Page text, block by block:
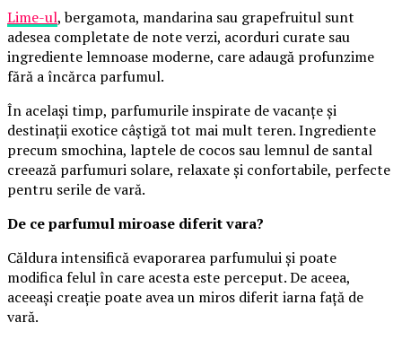
Lime-ul, bergamota, mandarina sau grapefruitul sunt
adesea completate de note verzi, acorduri curate sau
ingrediente lemnoase moderne, care adaugă profunzime
fără a încărca parfumul.
În același timp, parfumurile inspirate de vacanțe și
destinații exotice câștigă tot mai mult teren. Ingrediente
precum smochina, laptele de cocos sau lemnul de santal
creează parfumuri solare, relaxate și confortabile, perfecte
pentru serile de vară.
De ce parfumul miroase diferit vara?
Căldura intensifică evaporarea parfumului și poate
modifica felul în care acesta este perceput. De aceea,
aceeași creație poate avea un miros diferit iarna față de
vară.